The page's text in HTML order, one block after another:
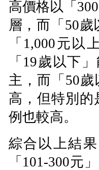
高價格以「
層，而「50歲
「1,000元
「19歲以下
主，而「50
高，但特別的
例也較高。
綜合以上結
「101-300元